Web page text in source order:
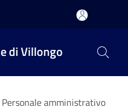
di Villongo
Personale amministrativo